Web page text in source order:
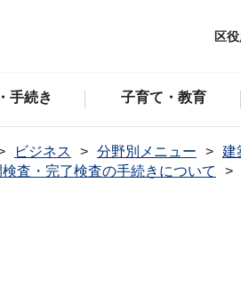
区
手続き 子育て・教育
ビジネス 分野別メニュー 建
査・完了検査の手続きについて